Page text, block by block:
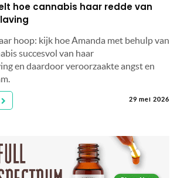
hoe cannabis haar redde van
hoop: kijk hoe Amanda met behulp van
succesvol van haar
en daardoor veroorzaakte angst en
29 mei 2026